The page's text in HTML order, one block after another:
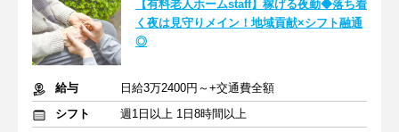
【有料老人ホームstaff】稼げる夜勤◆落ち着
く夜は見守りメイン！地域貢献×シフト融通
◎
給与
日給3万2400円～+交通費全額
シフト
週1日以上 1日8時間以上